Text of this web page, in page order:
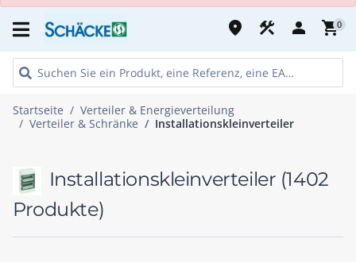
place construction person shopping_cart0
Startseite
Verteiler & Energieverteilung
Verteiler & Schränke
Installationskleinverteiler
Installationskleinverteiler (1402
Produkte)